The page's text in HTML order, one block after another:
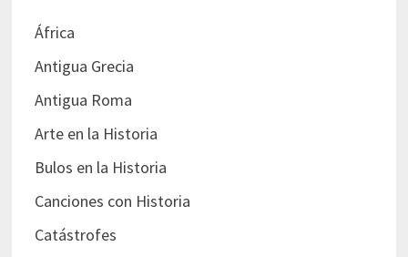
África
Antigua Grecia
Antigua Roma
Arte en la Historia
Bulos en la Historia
Canciones con Historia
Catástrofes